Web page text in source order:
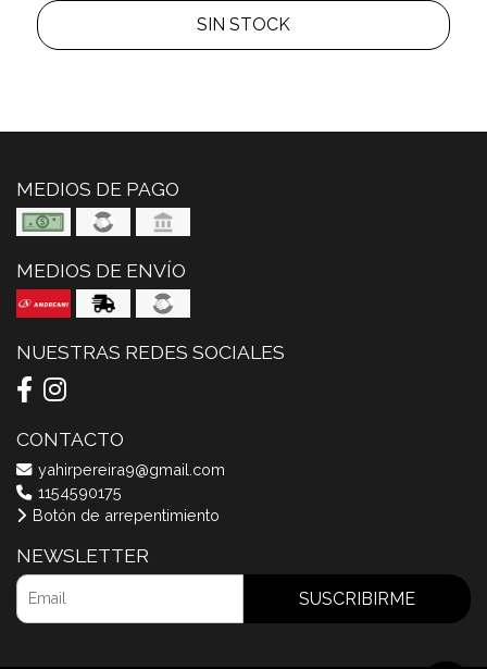
SIN STOCK
MEDIOS DE PAGO
MEDIOS DE ENVÍO
NUESTRAS REDES SOCIALES
CONTACTO
yahirpereira9@gmail.com
1154590175
Botón de arrepentimiento
NEWSLETTER
SUSCRIBIRME